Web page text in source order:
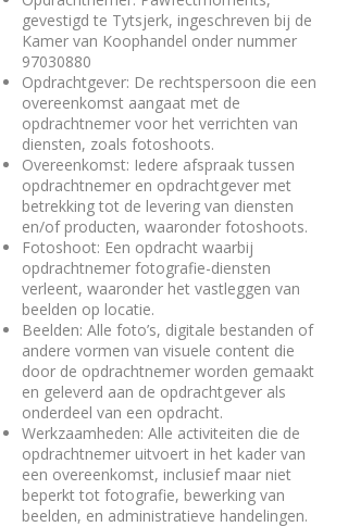
gevestigd te Tytsjerk, ingeschreven bij de
Kamer van Koophandel onder nummer
97030880
Opdrachtgever: De rechtspersoon die een
overeenkomst aangaat met de
opdrachtnemer voor het verrichten van
diensten, zoals fotoshoots.
Overeenkomst: Iedere afspraak tussen
opdrachtnemer en opdrachtgever met
betrekking tot de levering van diensten
en/of producten, waaronder fotoshoots.
Fotoshoot: Een opdracht waarbij
opdrachtnemer fotografie-diensten
verleent, waaronder het vastleggen van
beelden op locatie.
Beelden: Alle foto’s, digitale bestanden of
andere vormen van visuele content die
door de opdrachtnemer worden gemaakt
en geleverd aan de opdrachtgever als
onderdeel van een opdracht.
Werkzaamheden: Alle activiteiten die de
opdrachtnemer uitvoert in het kader van
een overeenkomst, inclusief maar niet
beperkt tot fotografie, bewerking van
beelden, en administratieve handelingen.